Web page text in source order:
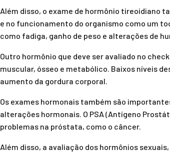
Além disso, o exame de hormônio tireoidiano
e no funcionamento do organismo como um
como fadiga, ganho de peso e alterações de
Outro hormônio que deve ser avaliado no
muscular, ósseo e metabólico. Baixos níveis
aumento da gordura corporal.
Os exames hormonais também são
alterações hormonais. O PSA (Antígeno
problemas na próstata, como o câncer.
Além disso, a avaliação dos hormônios